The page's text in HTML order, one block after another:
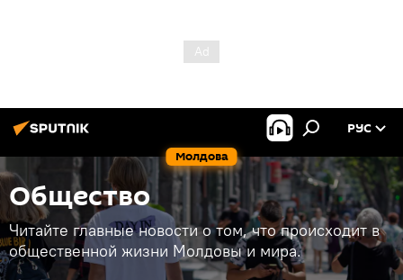
Молдова
РУС
Общество
Читайте главные новости о том, что происходит в
общественной жизни Молдовы и мира.